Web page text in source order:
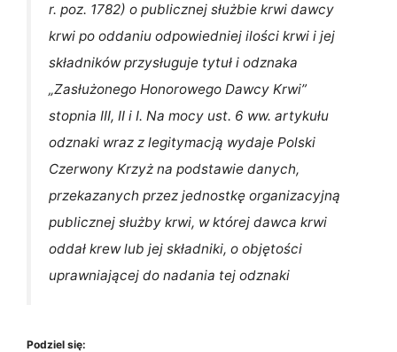
r. poz. 1782) o publicznej służbie krwi dawcy
krwi po oddaniu odpowiedniej ilości krwi i jej
składników przysługuje tytuł i odznaka
„Zasłużonego Honorowego Dawcy Krwi”
stopnia III, II i I. Na mocy ust. 6 ww. artykułu
odznaki wraz z legitymacją wydaje Polski
Czerwony Krzyż na podstawie danych,
przekazanych przez jednostkę organizacyjną
publicznej służby krwi, w której dawca krwi
oddał krew lub jej składniki, o objętości
uprawniającej do nadania tej odznaki
Podziel się: